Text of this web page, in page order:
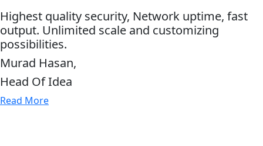
Highest quality security, Network uptime, fast
output. Unlimited scale and customizing
possibilities.
Murad Hasan,
Head Of Idea
Read More